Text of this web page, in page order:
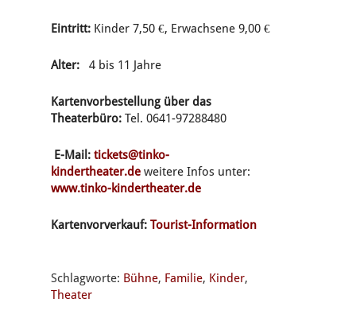
Eintritt: Kinder 7,50 €, Erwachsene 9,00 €
Alter: 4 bis 11 Jahre
Kartenvorbestellung über das
Theaterbüro: Tel. 0641-97288480
E-Mail: tickets@tinko-
kindertheater.de weitere Infos unter:
www.tinko-kindertheater.de
Kartenvorverkauf: Tourist-Information
Schlagworte: Bühne, Familie, Kinder,
Theater